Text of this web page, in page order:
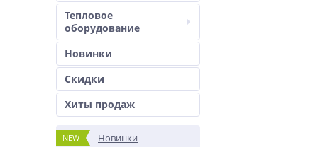
Тепловое
оборудование
Новинки
Скидки
Хиты продаж
NEW Новинки